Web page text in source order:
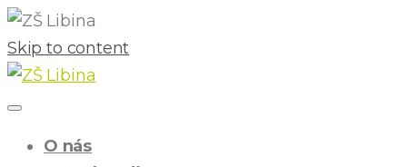
Skip to content
O nás